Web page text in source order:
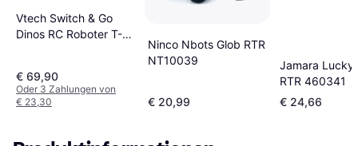
Vtech Switch & Go
Dinos RC Roboter T-
€ 69,90
Oder 3 Zahlungen von
€ 23,30
Ninco Nbots Glob RTR
NT10039
€ 20,99
Jamara Lucky
RTR 460341
€ 24,66